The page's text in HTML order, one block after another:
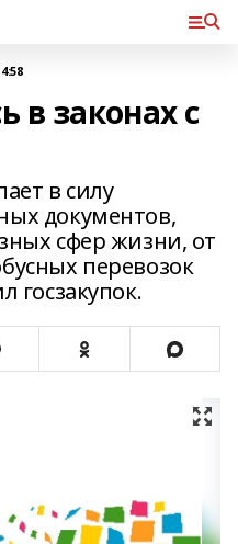
в законах с
в силу
документов,
сфер жизни, от
перевозок
госзакупок.